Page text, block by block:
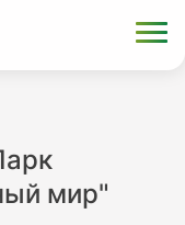
мир"